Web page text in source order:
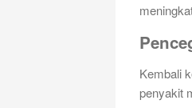
Kembali
penyakit